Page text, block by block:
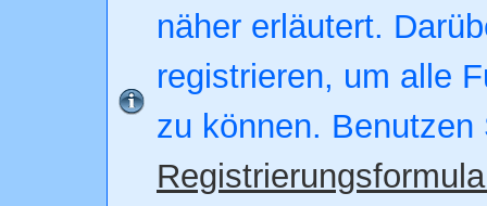
näher erläutert.
registrieren, um alle
zu können. Benutzen